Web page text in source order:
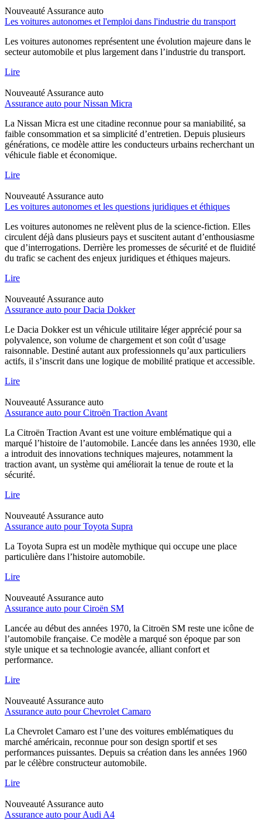
Nouveauté Assurance auto
Les voitures autonomes et l'emploi dans l'industrie du transport
Les voitures autonomes représentent une évolution majeure dans le
secteur automobile et plus largement dans l’industrie du transport.
Lire
Nouveauté Assurance auto
Assurance auto pour Nissan Micra
La Nissan Micra est une citadine reconnue pour sa maniabilité, sa
faible consommation et sa simplicité d’entretien. Depuis plusieurs
générations, ce modèle attire les conducteurs urbains recherchant un
véhicule fiable et économique.
Lire
Nouveauté Assurance auto
Les voitures autonomes et les questions juridiques et éthiques
Les voitures autonomes ne relèvent plus de la science-fiction. Elles
circulent déjà dans plusieurs pays et suscitent autant d’enthousiasme
que d’interrogations. Derrière les promesses de sécurité et de fluidité
du trafic se cachent des enjeux juridiques et éthiques majeurs.
Lire
Nouveauté Assurance auto
Assurance auto pour Dacia Dokker
Le Dacia Dokker est un véhicule utilitaire léger apprécié pour sa
polyvalence, son volume de chargement et son coût d’usage
raisonnable. Destiné autant aux professionnels qu’aux particuliers
actifs, il s’inscrit dans une logique de mobilité pratique et accessible.
Lire
Nouveauté Assurance auto
Assurance auto pour Citroën Traction Avant
La Citroën Traction Avant est une voiture emblématique qui a
marqué l’histoire de l’automobile. Lancée dans les années 1930, elle
a introduit des innovations techniques majeures, notamment la
traction avant, un système qui améliorait la tenue de route et la
sécurité.
Lire
Nouveauté Assurance auto
Assurance auto pour Toyota Supra
La Toyota Supra est un modèle mythique qui occupe une place
particulière dans l’histoire automobile.
Lire
Nouveauté Assurance auto
Assurance auto pour Ciroën SM
Lancée au début des années 1970, la Citroën SM reste une icône de
l’automobile française. Ce modèle a marqué son époque par son
style unique et sa technologie avancée, alliant confort et
performance.
Lire
Nouveauté Assurance auto
Assurance auto pour Chevrolet Camaro
La Chevrolet Camaro est l’une des voitures emblématiques du
marché américain, reconnue pour son design sportif et ses
performances puissantes. Depuis sa création dans les années 1960
par le célèbre constructeur automobile.
Lire
Nouveauté Assurance auto
Assurance auto pour Audi A4